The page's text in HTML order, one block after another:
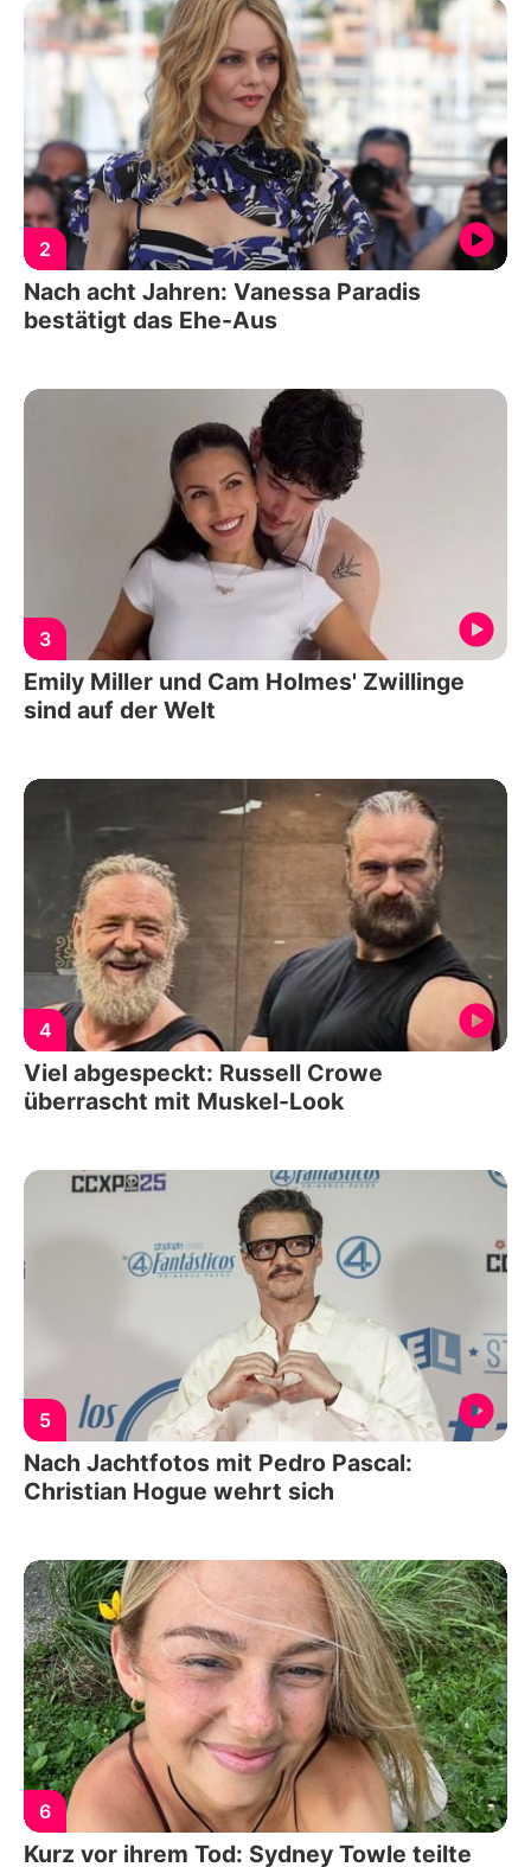
2
Nach acht Jahren: Vanessa Paradis
bestätigt das Ehe-Aus
3
Emily Miller und Cam Holmes' Zwillinge
sind auf der Welt
4
Viel abgespeckt: Russell Crowe
überrascht mit Muskel-Look
5
Nach Jachtfotos mit Pedro Pascal:
Christian Hogue wehrt sich
6
Kurz vor ihrem Tod: Sydney Towle teilte